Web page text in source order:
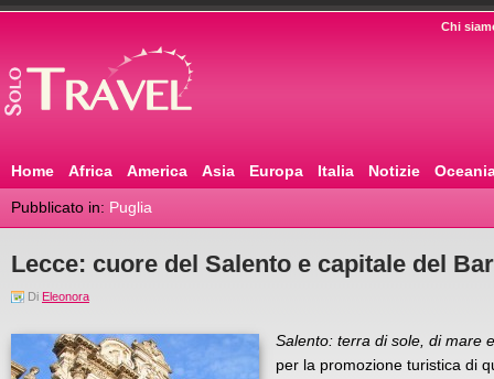
Chi
Home Africa America Asia Europa Italia Notizie
Pubblicato in: Puglia
Lecce: cuore del Salento e capitale del
Di Eleonora
Salento: terra di sole, di mare
per la promozione turistica di